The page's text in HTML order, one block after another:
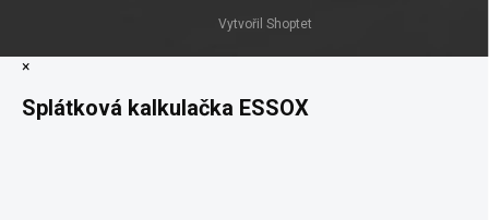
Vytvořil Shoptet
×
Splátková kalkulačka ESSOX